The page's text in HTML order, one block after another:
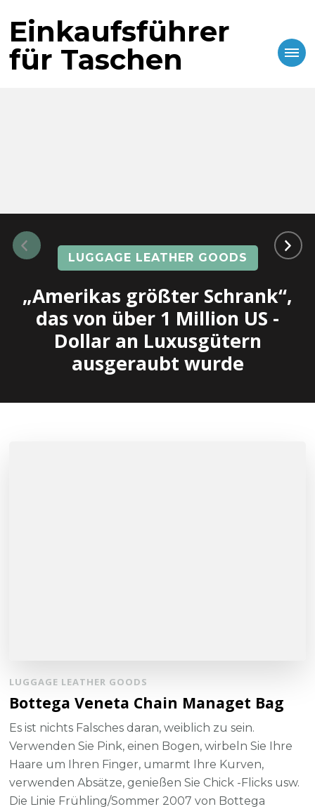
Einkaufsführer
für Taschen
LUGGAGE LEATHER GOODS
„Amerikas größter Schrank“,
das von über 1 Million US -
Dollar an Luxusgütern
ausgeraubt wurde
LUGGAGE LEATHER GOODS
Bottega Veneta Chain Managet Bag
Es ist nichts Falsches daran, weiblich zu sein.
Verwenden Sie Pink, einen Bogen, wirbeln Sie Ihre
Haare um Ihren Finger, umarmt Ihre Kurven,
verwenden Absätze, genießen Sie Chick -Flicks usw.
Die Linie Frühling/Sommer 2007 von Bottega